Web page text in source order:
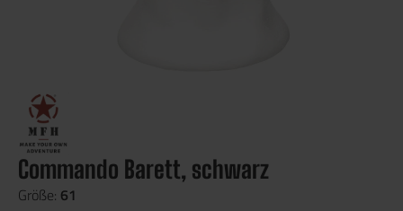
Commando Barett, schwarz
Größe: 61